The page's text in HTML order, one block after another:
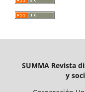
SUMMA Revista
y